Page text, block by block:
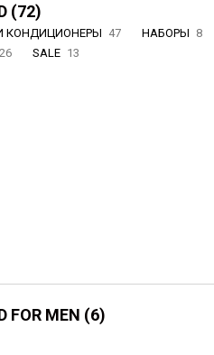
(72)
КОНДИЦИОНЕРЫ 47 НАБОРЫ 8
26 SALE 13
FOR MEN (6)